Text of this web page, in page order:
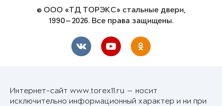
© ООО «ТД ТОРЭКС» стальные двери,
1990—2026. Все права защищены.
Интернет-сайт www.torex11.ru — носит
исключительно информационный характер и ни при